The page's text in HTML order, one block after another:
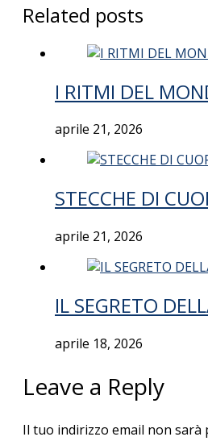
Related posts
I RITMI DEL
aprile 21, 2026
STECCHE DI
aprile 21, 2026
IL SEGRETO
aprile 18, 2026
Leave a Reply
Il tuo indirizzo email non sarà